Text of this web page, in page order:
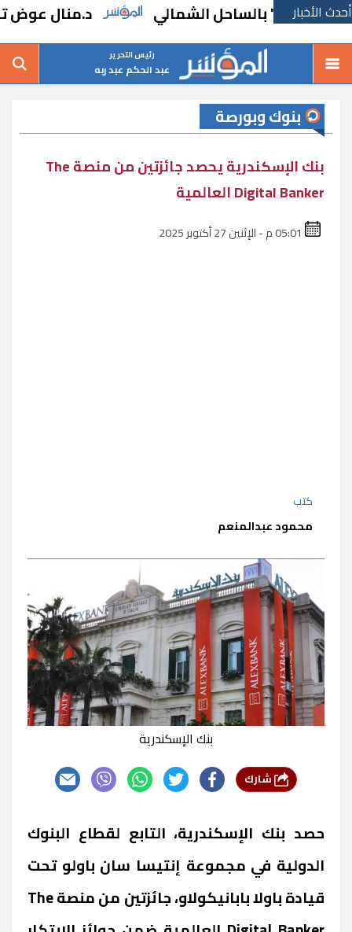
أحدث الأخباربالساحل الشمالي د.منال عوض
رئيس التحرير
عبد الحكم عبد ربه
بنوك وبورصة
بنك الإسكندرية يحصد جائزتين من منصة The
Digital Banker العالمية
كتب
محمود عبدالمنعم
بنك الإسكندرية
حصد بنك الإسكندرية، التابع لقطاع البنوك
الدولية في مجموعة إنتيسا سان باولو تحت
قيادة باولا بابانيكولاو، جائزتين من منصة The